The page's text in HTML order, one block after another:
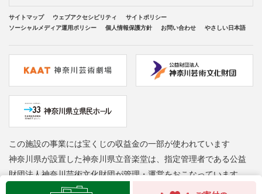
サイトマップ ウェブアクセシビリティ
サイトポリシー
ソーシャルメディア運用ポリシー
個人情報保護方針 お問い合わせ やさしい日本語
この施設の事業には宝くじの収益金の一部が使われています
神奈川県が設置した神奈川県立音楽堂は、指定管理者である公益
財団法人神奈川芸術文化財団が管理・運営をおこなっています